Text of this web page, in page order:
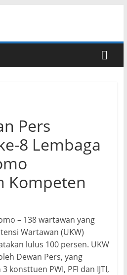
Pers
8 Lembaga
Kompeten
– 138 wartawan yang
Wartawan (UKW)
lulus 100 persen. UKW
Dewan Pers, yang
konsttuen PWI, PFI dan IJTI,